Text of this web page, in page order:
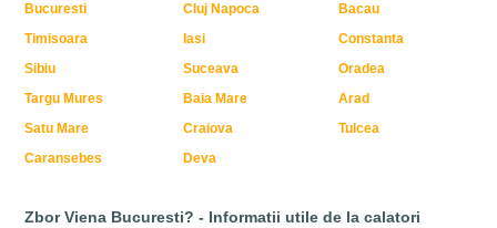
Bucuresti Cluj Napoca
Bacau
Timisoara
Iasi
Constanta
Sibiu
Suceava
Oradea
Targu Mures
Baia Mare
Arad
Satu Mare
Craiova
Tulcea
Caransebes
Deva
Zbor Viena Bucuresti? - Informatii utile de la calatori